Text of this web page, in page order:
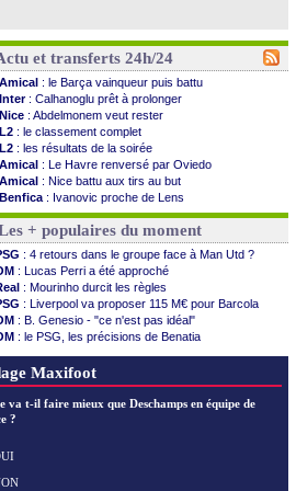
et transferts 24h/24
Amical : le Barça vainqueur puis battu
Inter : Calhanoglu prêt à prolonger
Nice : Abdelmonem veut rester
L2 : le classement complet
L2 : les résultats de la soirée
Amical : Le Havre renversé par Oviedo
Amical : Nice battu aux tirs au but
Benfica : Ivanovic proche de Lens
OM: Dupraz "alarmé" par la situation
Atletico: Alvarez, le Barça va revoir son offre
Lorient: Mbamba prêté par Leverkusen (officiel)
Amical : le Real bat Ferencvaros
Naples: Lukaku dit oui à Fenerbahçe
Amical: Brest arrache le nul contre Venise
Amical: un nouveau nul pour Le Mans
Amical: un nul entre Auxerre et Troyes
LA Galaxy : Sergi Roberto a signé (officiel)
Amical: le Paris FC corrigé par Mayence
Amical : Paris SG 1-1 Man Utd (fini)
Barça
Amical
+ populaires du moment
: 4 retours dans le groupe face à Man Utd ?
: Lucas Perri a été approché
: Mourinho durcit les règles
: Liverpool va proposer 115 M€ pour Barcola
: B. Genesio - "ce n'est pas idéal"
: le PSG, les précisions de Benatia
: Côme pousse pour Gouiri
Maxifoot
va t-il faire mieux que Deschamps en équipe de
?